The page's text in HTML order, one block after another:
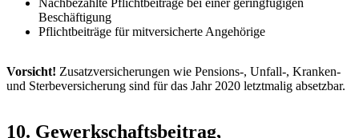
Beschäftigung
Pflichtbeiträge für mitversicherte Angehörige
Vorsicht! Zusatzversicherungen wie Pensions-, Unfall-, Kranken-
und Sterbeversicherung sind für das Jahr 2020 letztmalig absetzbar.
10. Gewerkschaftsbeitrag,